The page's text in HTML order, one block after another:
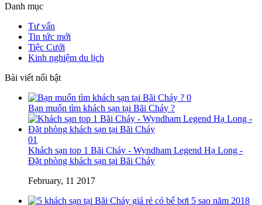
Danh mục
Tư vấn
Tin tức mới
Tiệc Cưới
Kinh nghiệm du lịch
Bài viết nổi bật
0
Bạn muốn tìm khách sạn tại Bãi Cháy ?
01
Khách sạn top 1 Bãi Cháy - Wyndham Legend Hạ Long -
Đặt phòng khách sạn tại Bãi Cháy
February, 11 2017